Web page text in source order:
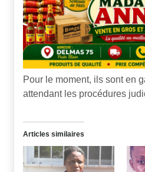
Pour le moment, ils sont en
attendant les procédures
Articles similaires